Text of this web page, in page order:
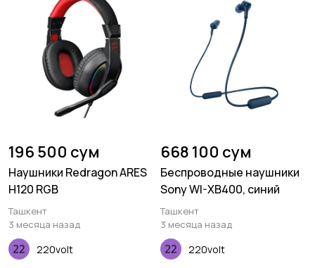
196 500 сум
Наушники Redragon ARES
H120 RGB
Ташкент
3 месяца назад
220volt
668 100 сум
Беспроводные наушники
Sony WI-XB400, синий
Ташкент
3 месяца назад
220volt